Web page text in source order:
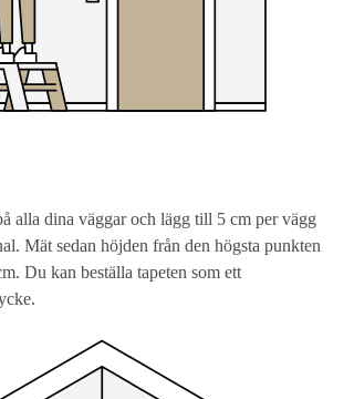
alla dina väggar och lägg till 5 cm per vägg
Mät sedan höjden från den högsta punkten
Du kan beställa tapeten som ett